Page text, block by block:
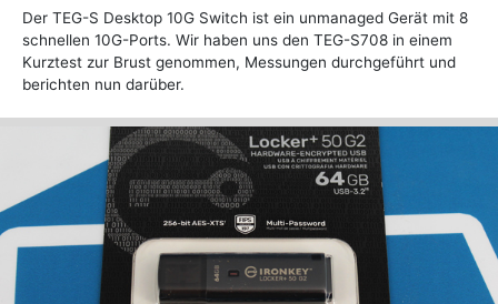
Der TEG-S Desktop 10G Switch ist ein unmanaged Gerät mit 8
schnellen 10G-Ports. Wir haben uns den TEG-S708 in einem
Kurztest zur Brust genommen, Messungen durchgeführt und
berichten nun darüber.